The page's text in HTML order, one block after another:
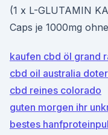
(1 x L-GLUTAMIN
Caps je 1000mg
kaufen cbd öl grand
cbd oil australia
cbd reines colorado
guten morgen ihr
bestes